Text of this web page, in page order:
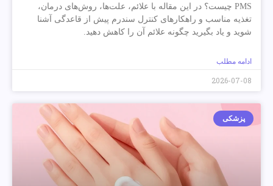
PMS چیست؟ در این مقاله با علائم، علت‌ها، روش‌های درمان،
تغذیه مناسب و راهکارهای کنترل سندرم پیش از قاعدگی آشنا
شوید و یاد بگیرید چگونه علائم آن را کاهش دهید.
ادامه مطلب
2026-07-08
پزشکی